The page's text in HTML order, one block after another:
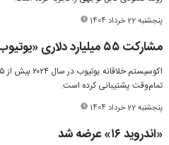
پنجشنبه 22 خرداد 1404
مشارکت ۵۵‌ میلیارد دلاری «یوتیوب» در اقتصاد آمریکا
تمام‌وقت پشتیبانی کرده است.
پنجشنبه 22 خرداد 1404
«اندروید ۱۶» عرضه شد